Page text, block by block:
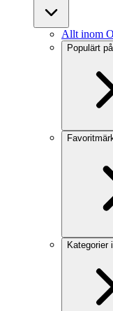
Allt inom
Populärt
Kategorier